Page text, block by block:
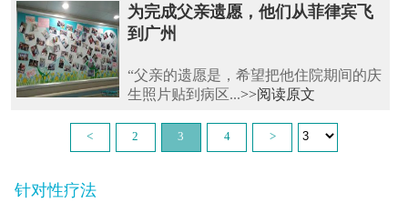
为完成父亲遗愿，他们从菲律宾飞
到广州
“父亲的遗愿是，希望把他住院期间的庆
生照片贴到病区...>>阅读原文
< 2 3 4 >
针对性疗法